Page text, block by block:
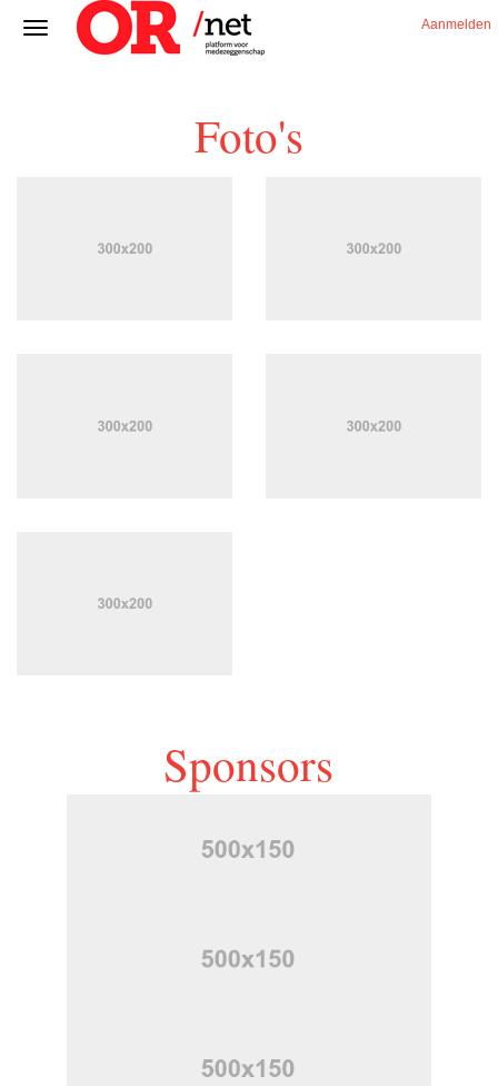
Aanmelden
Foto's
Sponsors